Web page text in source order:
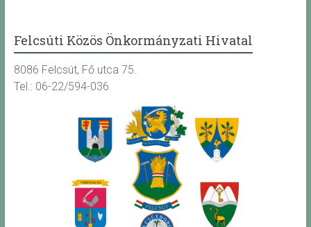
Felcsúti Közös Önkormányzati Hivatal
8086 Felcsút, Fő utca 75.
Tel.: 06-22/594-036